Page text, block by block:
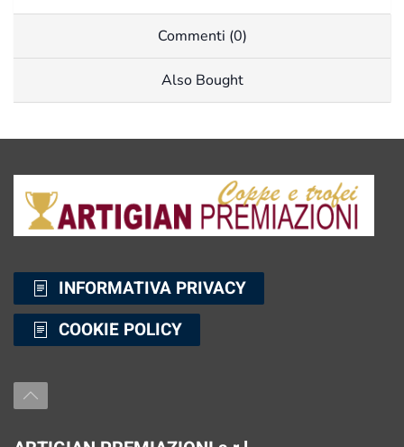
Commenti (0)
Also Bought
INFORMATIVA PRIVACY
COOKIE POLICY